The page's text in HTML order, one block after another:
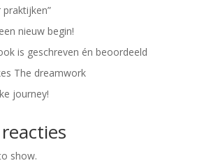
nieuw begin!
is geschreven én beoordeeld
The dreamwork
journey!
show.